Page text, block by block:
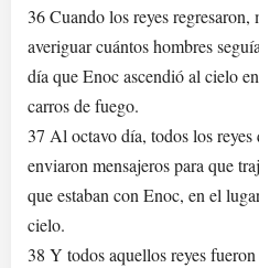
36 Cuando los reyes
averiguar cuántos hombres
día que Enoc ascendió al cielo
carros de fuego.
37 Al octavo día, todos los
enviaron mensajeros para que
que estaban con Enoc, en el
cielo.
38 Y todos aquellos reyes